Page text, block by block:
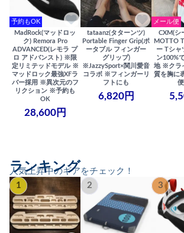
予約もOK
MadRock(マッドロッ
ク) Remora Pro
ADVANCED(レモラ プ
ロ アドバンスト) ※限
定リミテッドモデル ※
マッドロック最強XFラ
バー採用 ※異次元のフ
リクション ※予約も
OK
28,600円
tataanz(タターンツ)
Portable Finger Grip(ポ
ータブル フィンガー
グリップ)
※JazzySport×関川愛音
コラボ ※フィンガーリ
フトにも
6,820円
メール便
CXM(シ
MOTTO
ー Tシャ
ン100%
地 ※クラ
質を胸に
人気上昇中のギアをチェック！
ランキング
1 2 3